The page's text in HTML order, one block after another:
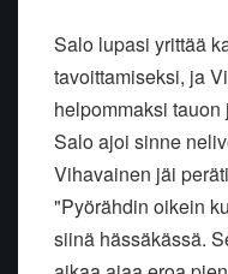
Salo lupasi yrittää
tavoittamiseksi, ja
helpommaksi
Salo ajoi sinne
Vihavainen jäi
"Pyörähdin oikein
siinä hässäkässä.